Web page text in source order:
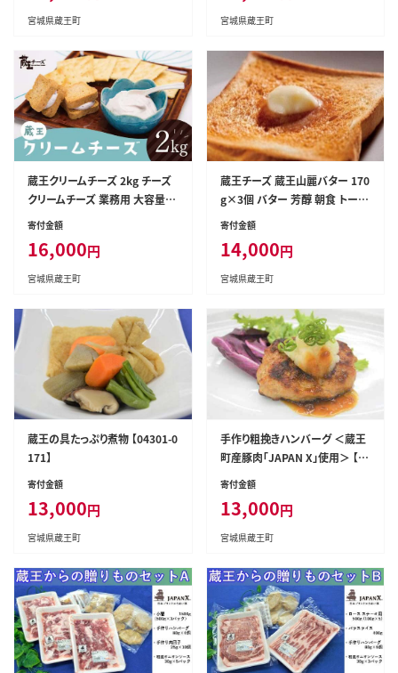
宮城県蔵王町 宮城県蔵王町
蔵王クリームチーズ 2kg チーズ
クリームチーズ 業務用 大容量
お菓子 スイーツ 蔵王 人気 【043
寄付金額
16,000円
宮城県蔵王町
蔵王チーズ 蔵王山麗バター 170
g×3個 バター 芳醇 朝食 トース
ト お菓子づくり 蔵王 人気 【043
寄付金額
14,000円
宮城県蔵王町
蔵王の具たっぷり煮物 【04301-0
171】
寄付金額
13,000円
宮城県蔵王町
手作り粗挽きハンバーグ ＜蔵王
町産豚肉「JAPAN X」使用＞ 【04
301-0168】
寄付金額
13,000円
宮城県蔵王町